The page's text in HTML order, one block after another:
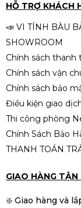
HỖ TRỢ KHÁCH
📣 VI TÍNH BÀU
SHOWROOM
Chính sách thanh
Chính sách vận
Chính sách bảo
Điều kiện giao
Thi công phòng
Chính Sách Bảo
THANH TOÁN
GIAO HÀNG
❇️ Giao hàng và